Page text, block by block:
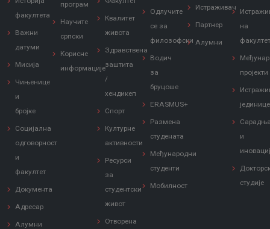
факултета
Важни
датуми
Мисија
Чињенице
и
бројке
Социјална
одговорност
и
факултет
Документа
Адресар
Алумни
програм
Научите
српски
Корисне
информације
Квалитет
живота
Здравствена
заштита
/
хендикеп
Спорт
Културне
активности
Ресурси
за
студентски
живот
Отворена
Одлучите
се за
филозофски
Водич
за
бруцоше
ERASMUS+
Размена
студената
Међународни
студенти
Мобилност
Истраживач
Партнер
Алумни
на
пројекти
јединице
и
студије